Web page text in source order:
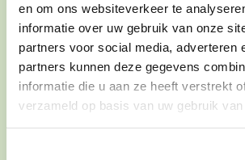
en om ons websiteverkeer te
informatie over uw gebruik van onze
partners voor social media, adverteren
partners kunnen deze gegevens
informatie die u aan ze heeft verstrekt
verzameld op basis van uw gebruik van